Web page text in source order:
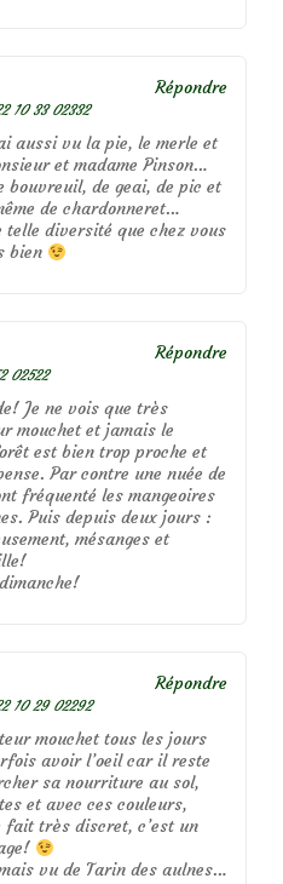
10 33 02332
aussi vu la pie, le merle et
et madame Pinson…
bouvreuil, de geai, de pic et
de chardonneret…
telle diversité que chez vous
bien
Répondre
02522
Je ne vois que très
mouchet et jamais le
est bien trop proche et
Par contre une nuée de
fréquenté les mangeoires
Puis depuis deux jours :
mésanges et
Répondre
10 29 02292
mouchet tous les jours
avoir l’oeil car il reste
sa nourriture au sol,
et avec ces couleurs,
très discret, c’est un
vu de Tarin des aulnes…
Répondre